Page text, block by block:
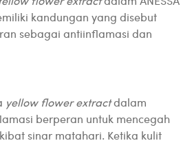
kandungan yang disebut
sebagai antiinflamasi dan
yellow flower extractdalam
berperan untuk mencegah
sinar matahari. Ketika kulit